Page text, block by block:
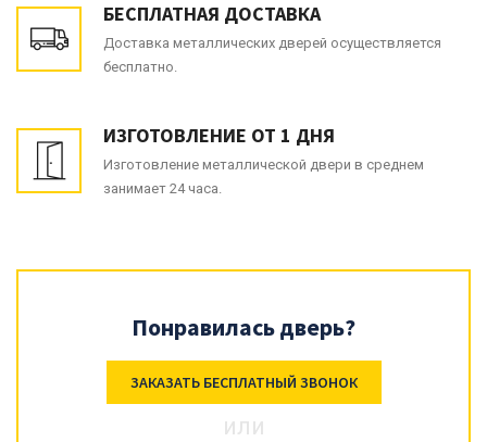
БЕСПЛАТНАЯ ДОСТАВКА
Доставка металлических дверей осуществляется
бесплатно.
ИЗГОТОВЛЕНИЕ ОТ 1 ДНЯ
Изготовление металлической двери в среднем
занимает 24 часа.
Понравилась дверь?
ЗАКАЗАТЬ БЕСПЛАТНЫЙ ЗВОНОК
или